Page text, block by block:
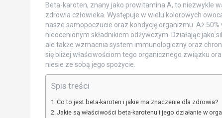
Beta-karoten, znany jako prowitamina A, to niezwykle
zdrowia człowieka. Występuje w wielu kolorowych
nasze samopoczucie oraz kondycję organizmu. Aż
nieocenionym składnikiem odżywczym. Działając
ale także wzmacnia system immunologiczny oraz
się bliżej właściwościom tego organicznego związku
niesie ze sobą jego spożycie.
Spis treści
Co to jest beta-karoten i jakie ma znaczenie dla zdrowia?
Jakie są właściwości beta-karotenu i jego działanie w